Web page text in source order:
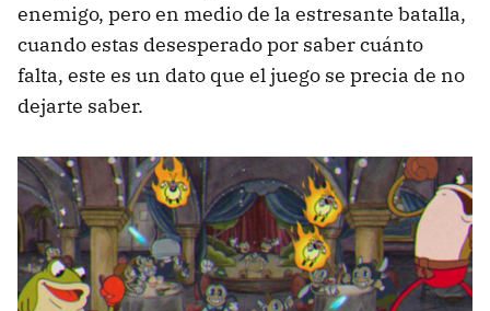
enemigo, pero en medio de la estresante batalla,
cuando estas desesperado por saber cuánto
falta, este es un dato que el juego se precia de no
dejarte saber.